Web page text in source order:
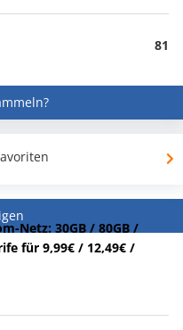
81
Netz: 30GB / 80GB /
für 9,99€ / 12,49€ /